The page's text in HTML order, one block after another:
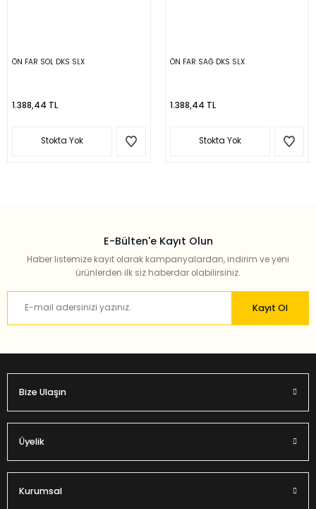
ÖN FAR SOL DKS SLX
1.388,44 TL
Stokta Yok
ÖN FAR SAĞ DKS SLX
1.388,44 TL
Stokta Yok
E-Bülten'e Kayıt Olun
Haber listemize kayıt olarak kampanyalardan, indirim ve yeni
ürünlerden ilk siz haberdar olabilirsiniz.
Kayıt Ol
Bize Ulaşın
Üyelik
Kurumsal